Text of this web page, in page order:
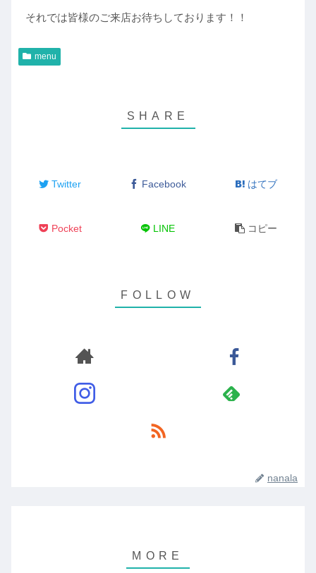
それでは皆様のご来店お待ちしております！！
menu
Twitter Facebook はてブ
Pocket LINE コピー
nanala